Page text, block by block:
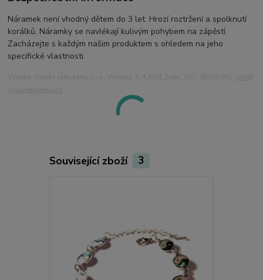
Náramek není vhodný dětem do 3 let. Hrozí roztržení a spolknutí
korálků. Náramky se navlékají kulivým pohybem na zápěstí.
Zacházejte s každým našim produktem s ohledem na jeho
specifické vlastnosti.
Výrobce: Hračky jako dárky s.r.o., Vikletice 3, 43801 Žatec, IČO: 08585962,
info@
galaxiekamenu.cz
Související zboží 3